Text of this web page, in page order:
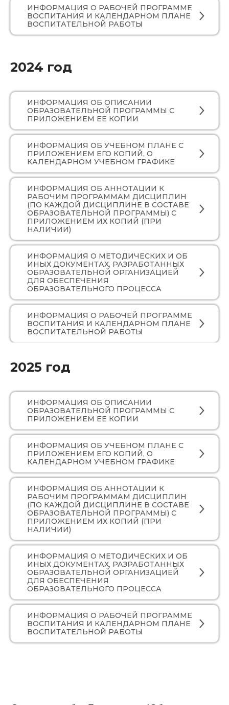
ИНФОРМАЦИЯ О РАБОЧЕЙ ПРОГРАММЕ
ВОСПИТАНИЯ И КАЛЕНДАРНОМ ПЛАНЕ
ВОСПИТАТЕЛЬНОЙ РАБОТЫ
2024 год
ИНФОРМАЦИЯ ОБ ОПИСАНИИ
ОБРАЗОВАТЕЛЬНОЙ ПРОГРАММЫ С
ПРИЛОЖЕНИЕМ ЕЕ КОПИИ
ИНФОРМАЦИЯ ОБ УЧЕБНОМ ПЛАНЕ С
ПРИЛОЖЕНИЕМ ЕГО КОПИЙ, О
КАЛЕНДАРНОМ УЧЕБНОМ ГРАФИКЕ
ИНФОРМАЦИЯ ОБ АННОТАЦИИ К
РАБОЧИМ ПРОГРАММАМ ДИСЦИПЛИН
(ПО КАЖДОЙ ДИСЦИПЛИНЕ В СОСТАВЕ
ОБРАЗОВАТЕЛЬНОЙ ПРОГРАММЫ) С
ПРИЛОЖЕНИЕМ ИХ КОПИЙ (ПРИ
НАЛИЧИИ)
ИНФОРМАЦИЯ О МЕТОДИЧЕСКИХ И ОБ
ИНЫХ ДОКУМЕНТАХ, РАЗРАБОТАННЫХ
ОБРАЗОВАТЕЛЬНОЙ ОРГАНИЗАЦИЕЙ
ДЛЯ ОБЕСПЕЧЕНИЯ
ОБРАЗОВАТЕЛЬНОГО ПРОЦЕССА
ИНФОРМАЦИЯ О РАБОЧЕЙ ПРОГРАММЕ
ВОСПИТАНИЯ И КАЛЕНДАРНОМ ПЛАНЕ
ВОСПИТАТЕЛЬНОЙ РАБОТЫ
2025 год
ИНФОРМАЦИЯ ОБ ОПИСАНИИ
ОБРАЗОВАТЕЛЬНОЙ ПРОГРАММЫ С
ПРИЛОЖЕНИЕМ ЕЕ КОПИИ
ИНФОРМАЦИЯ ОБ УЧЕБНОМ ПЛАНЕ С
ПРИЛОЖЕНИЕМ ЕГО КОПИЙ, О
КАЛЕНДАРНОМ УЧЕБНОМ ГРАФИКЕ
ИНФОРМАЦИЯ ОБ АННОТАЦИИ К
РАБОЧИМ ПРОГРАММАМ ДИСЦИПЛИН
(ПО КАЖДОЙ ДИСЦИПЛИНЕ В СОСТАВЕ
ОБРАЗОВАТЕЛЬНОЙ ПРОГРАММЫ) С
ПРИЛОЖЕНИЕМ ИХ КОПИЙ (ПРИ
НАЛИЧИИ)
ИНФОРМАЦИЯ О МЕТОДИЧЕСКИХ И ОБ
ИНЫХ ДОКУМЕНТАХ, РАЗРАБОТАННЫХ
ОБРАЗОВАТЕЛЬНОЙ ОРГАНИЗАЦИЕЙ
ДЛЯ ОБЕСПЕЧЕНИЯ
ОБРАЗОВАТЕЛЬНОГО ПРОЦЕССА
ИНФОРМАЦИЯ О РАБОЧЕЙ ПРОГРАММЕ
ВОСПИТАНИЯ И КАЛЕНДАРНОМ ПЛАНЕ
ВОСПИТАТЕЛЬНОЙ РАБОТЫ